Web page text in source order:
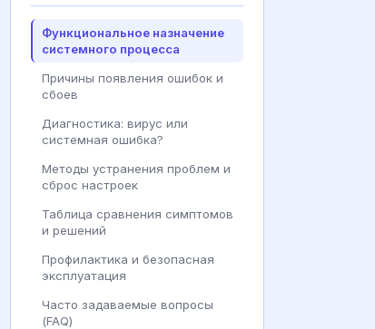
Функциональное назначение
системного процесса
Причины появления ошибок и
сбоев
Диагностика: вирус или
системная ошибка?
Методы устранения проблем и
сброс настроек
Таблица сравнения симптомов
и решений
Профилактика и безопасная
эксплуатация
Часто задаваемые вопросы
(FAQ)